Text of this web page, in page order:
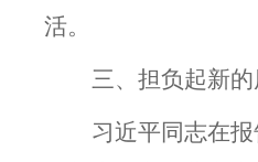
活。
三、担负起新
习近平同志在